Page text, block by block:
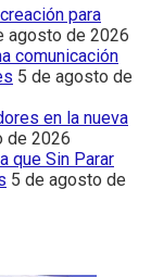
para
agosto de 2026
comunicación
5 de agosto de
en la nueva
de 2026
que Sin Parar
5 de agosto de